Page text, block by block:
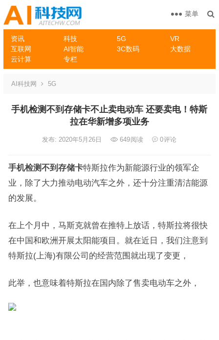
资讯 科技 5G
VR
互联网
AI智能 3C数码
大数据
云计算
专栏
菜单
AI科技网 5G
手机检测不到存储卡不止卖电动车 还要卖电！特斯
拉在华新增多项业务
发布: 2020年5月26日 649阅读 0评论
手机检测不到存储卡特斯拉作为新能源行业的领军企
业，除了大力推动电动汽车之外，还十分注重清洁能源
的发展。
在上个月中，马斯克就曾在推特上放话，特斯拉将很快
在中国和欧洲开展太阳能项目。就在近日，我们注意到
特斯拉(上海)有限公司的经营范围就出现了变更，
此举，也意味着特斯拉在国内除了售卖电动车之外，